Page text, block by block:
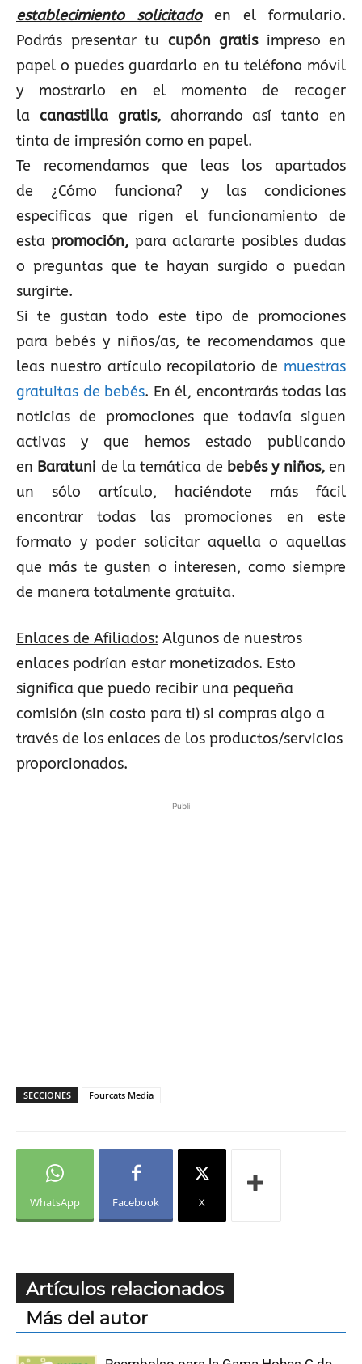
establecimiento solicitadoen el formulario.
Podrás presentar tu cupón gratisimpreso en
papel o puedes guardarlo en tu teléfono móvil
y mostrarlo en el momento de recoger
la canastilla gratis,ahorrando así tanto en
tinta de impresión como en papel.
Te recomendamos que leas los apartados
de ¿Cómo funciona? y las condiciones
especificas que rigen el funcionamiento de
estapromoción, para aclararte posibles dudas
o preguntas que te hayan surgido o puedan
surgirte.
Si te gustan todo este tipo de promociones
para bebés y niños/as, te recomendamos que
leas nuestro artículo recopilatorio de muestras
gratuitas de bebés. En él, encontrarás todas las
noticias de promociones que todavía siguen
activas y que hemos estado publicando
en Baratuni de la temática de bebés y niños,en
un sólo artículo, haciéndote más fácil
encontrar todas las promociones en este
formato y poder solicitar aquella o aquellas
que más te gusten o interesen, como siempre
de manera totalmente gratuita.
Enlaces de Afiliados: Algunos de nuestros
enlaces podrían estar monetizados. Esto
significa que puedo recibir una pequeña
comisión (sin costo para ti) si compras algo a
través de los enlaces de los productos/servicios
proporcionados.
Publi
SECCIONES Fourcats Media
WhatsApp Facebook X
Artículos relacionados
Más del autor